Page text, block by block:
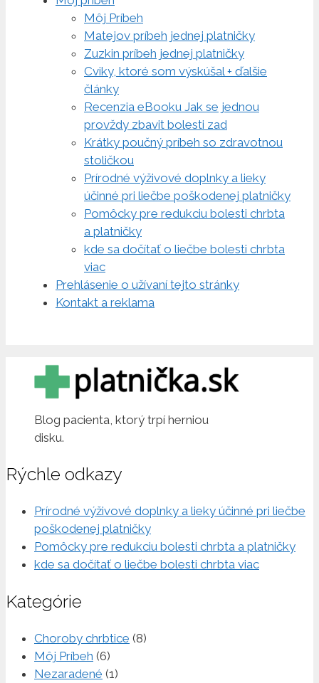
Môj Príbeh
Matejov príbeh jednej platničky
Zuzkin príbeh jednej platničky
Cviky, ktoré som výskúšal + ďalšie
články
Recenzia eBooku Jak se jednou
provždy zbavit bolesti zad
Krátky poučný príbeh so zdravotnou
stoličkou
Prírodné výživové doplnky a lieky
účinné pri liečbe poškodenej platničky
Pomôcky pre redukciu bolesti chrbta
a platničky
kde sa dočítať o liečbe bolesti chrbta
viac
Prehlásenie o užívaní tejto stránky
Kontakt a reklama
Blog pacienta, ktorý trpí herniou
disku.
Rýchle odkazy
Prírodné výživové doplnky a lieky účinné pri liečbe
poškodenej platničky
Pomôcky pre redukciu bolesti chrbta a platničky
kde sa dočítať o liečbe bolesti chrbta viac
Kategórie
Choroby chrbtice (8)
Môj Príbeh (6)
Nezaradené (1)